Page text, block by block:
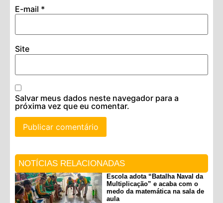
E-mail *
Site
Salvar meus dados neste navegador para a
próxima vez que eu comentar.
NOTÍCIAS RELACIONADAS
Escola adota “Batalha Naval da
Multiplicação” e acaba com o
medo da matemática na sala de
aula